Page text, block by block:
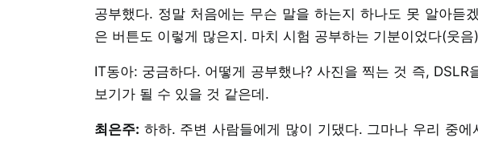
공부했다. 정말 처음에는 무슨 말을 하는지 하나도 못 알아듣
은 버튼도 이렇게 많은지. 마치 시험 공부하는 기분이었다(웃음
IT동아: 궁금하다. 어떻게 공부했나? 사진을 찍는 것 즉, DSLR
보기가 될 수 있을 것 같은데.
최은주: 하하. 주변 사람들에게 많이 기댔다. 그마나 우리 중